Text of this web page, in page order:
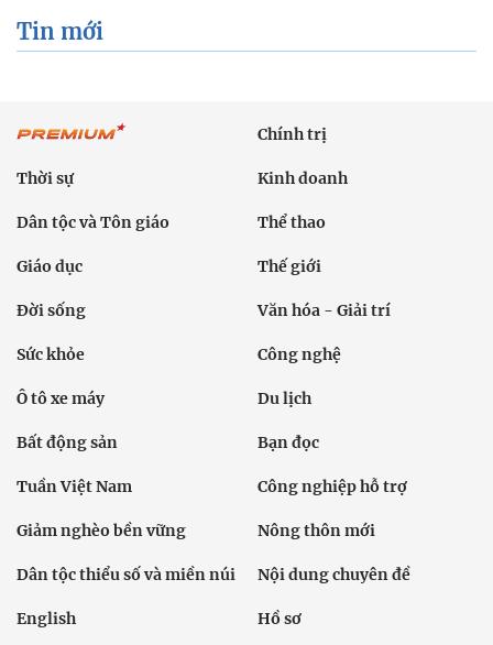
Tin mới
Chính trị
Thời sự Kinh doanh
Dân tộc và Tôn giáo Thể thao
Giáo dục Thế giới
Đời sống Văn hóa - Giải trí
Sức khỏe Công nghệ
Ô tô xe máy Du lịch
Bất động sản Bạn đọc
Tuần Việt Nam Công nghiệp hỗ trợ
Giảm nghèo bền vững Nông thôn mới
Dân tộc thiểu số và miền núi Nội dung chuyên đề
English Hồ sơ